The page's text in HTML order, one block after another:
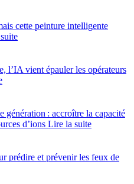
cette peinture intelligente
l’IA vient épauler les opérateurs
: accroître la capacité
d’ions Lire la suite
prédire et prévenir les feux de